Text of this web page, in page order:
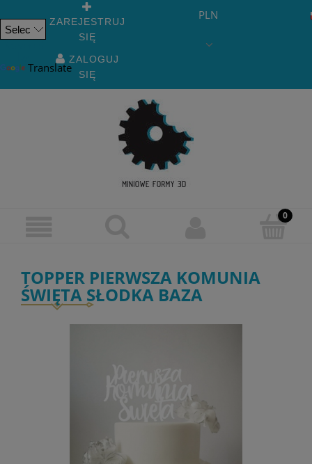
Translate
ZAREJESTRUJ
SIĘ
ZALOGUJ
SIĘ
PLN
TOPPER PIERWSZA KOMUNIA
ŚWIĘTA SŁODKA BAZA